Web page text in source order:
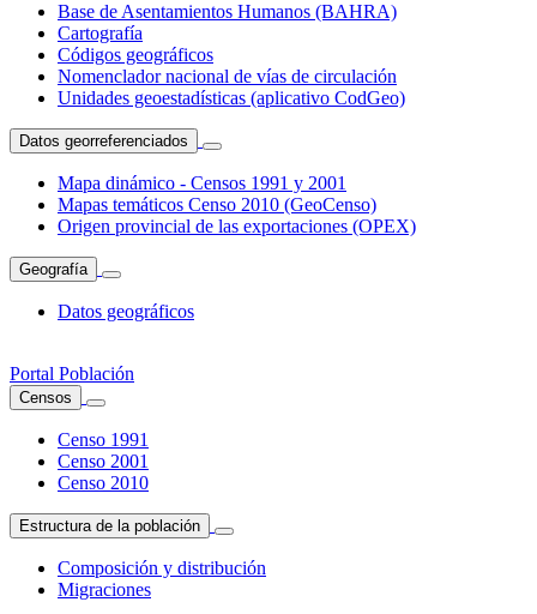
Base de Asentamientos Humanos (BAHRA)
Cartografía
Códigos geográficos
Nomenclador nacional de vías de circulación
Unidades geoestadísticas (aplicativo CodGeo)
Datos georreferenciados
Mapa dinámico - Censos 1991 y 2001
Mapas temáticos Censo 2010 (GeoCenso)
Origen provincial de las exportaciones (OPEX)
Geografía
Datos geográficos
Portal Población
Censos
Censo 1991
Censo 2001
Censo 2010
Estructura de la población
Composición y distribución
Migraciones